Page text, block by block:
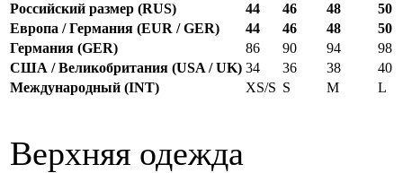
Российский размер (RUS)
44 46 48
50
Европа / Германия (EUR / GER)
44 46 48
50
Германия (GER)
86 90 94
98
США / Великобритания (USA / UK) 34 36 38
40
Международный (INT)
XS/S S M L
Верхняя одежда